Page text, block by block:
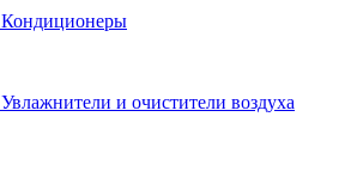
Кондиционеры
Увлажнители и очистители воздуха